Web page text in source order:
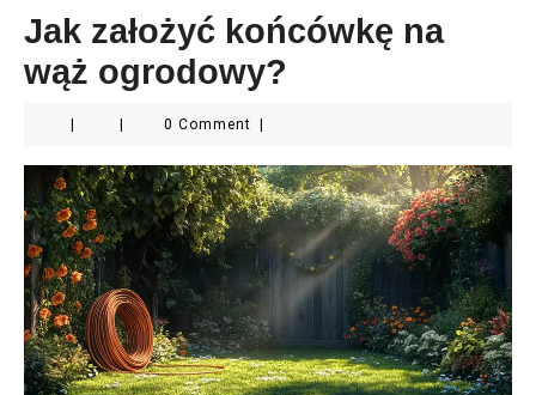
Jak założyć końcówkę na
wąż ogrodowy?
0 Comment